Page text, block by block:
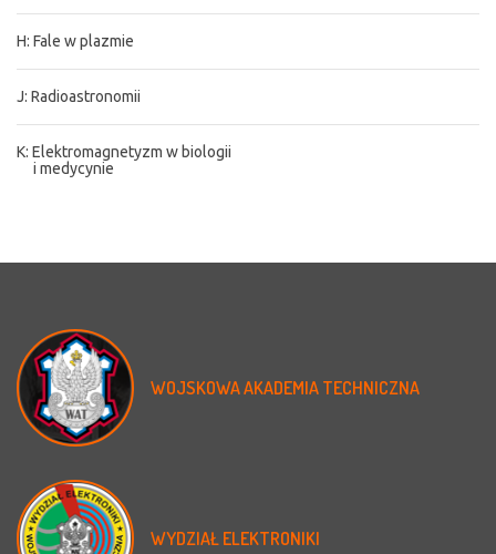
H: Fale w plazmie
J: Radioastronomii
K: Elektromagnetyzm w biologii
i medycynie
WOJSKOWAAKADEMIATECHNICZNA
WYDZIAŁELEKTRONIKI